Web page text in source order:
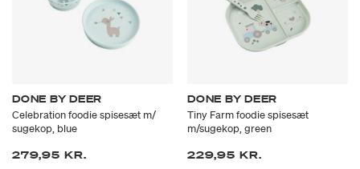
DONE BY DEER
Celebration foodie spisesæt m/
sugekop, blue
279,95 KR.
DONE BY DEER
Tiny Farm foodie spisesæt
m/sugekop, green
229,95 KR.